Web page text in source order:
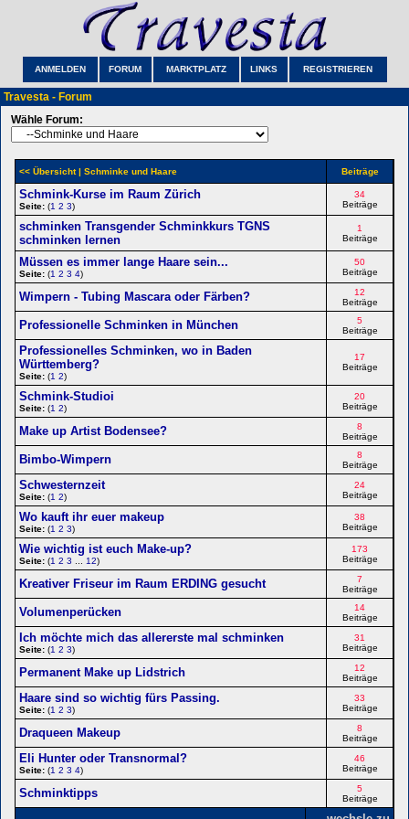
ANMELDEN FORUM MARKTPLATZ LINKS REGISTRIEREN
Travesta - Forum
Wähle Forum:
<< Übersicht| Schminke und Haare Beiträge
Schmink-Kurse im Raum Zürich
Seite: (1 2 3)
34
Beiträge
schminken Transgender Schminkkurs TGNS
schminken lernen
1
Beiträge
Müssen es immer lange Haare sein...
Seite: (1 2 3 4)
50
Beiträge
Wimpern - Tubing Mascara oder Färben?
12
Beiträge
Professionelle Schminken in München
5
Beiträge
Professionelles Schminken, wo in Baden
Württemberg?
Seite: (1 2)
17
Beiträge
Schmink-Studioi
Seite: (1 2)
20
Beiträge
Make up Artist Bodensee?
8
Beiträge
Bimbo-Wimpern
8
Beiträge
Schwesternzeit
Seite: (1 2)
24
Beiträge
Wo kauft ihr euer makeup
Seite: (1 2 3)
38
Beiträge
Wie wichtig ist euch Make-up?
Seite: (1 2 3 12)
173
Beiträge
Kreativer Friseur im Raum ERDING gesucht
7
Beiträge
Volumenperücken
14
Beiträge
Ich möchte mich das allererste mal schminken
Seite: (1 2 3)
31
Beiträge
Permanent Make up Lidstrich
12
Beiträge
Haare sind so wichtig fürs Passing.
Seite: (1 2 3)
33
Beiträge
Draqueen Makeup
8
Beiträge
Eli Hunter oder Transnormal?
Seite: (1 2 3 4)
46
Beiträge
Schminktipps
5
Beiträge